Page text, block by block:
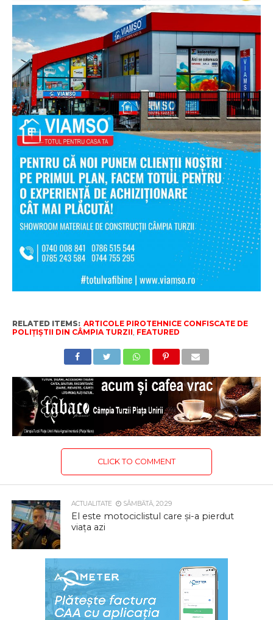
RELATED ITEMS: ARTICOLE PIROTEHNICE CONFISCATE DE
POLIȚIȘTII DIN CÂMPIA TURZII FEATURED
CLICK TO COMMENT
ACTUALITATE SÂMBĂTĂ, 20:29
El este motociclistul care și-a pierdut
viața azi